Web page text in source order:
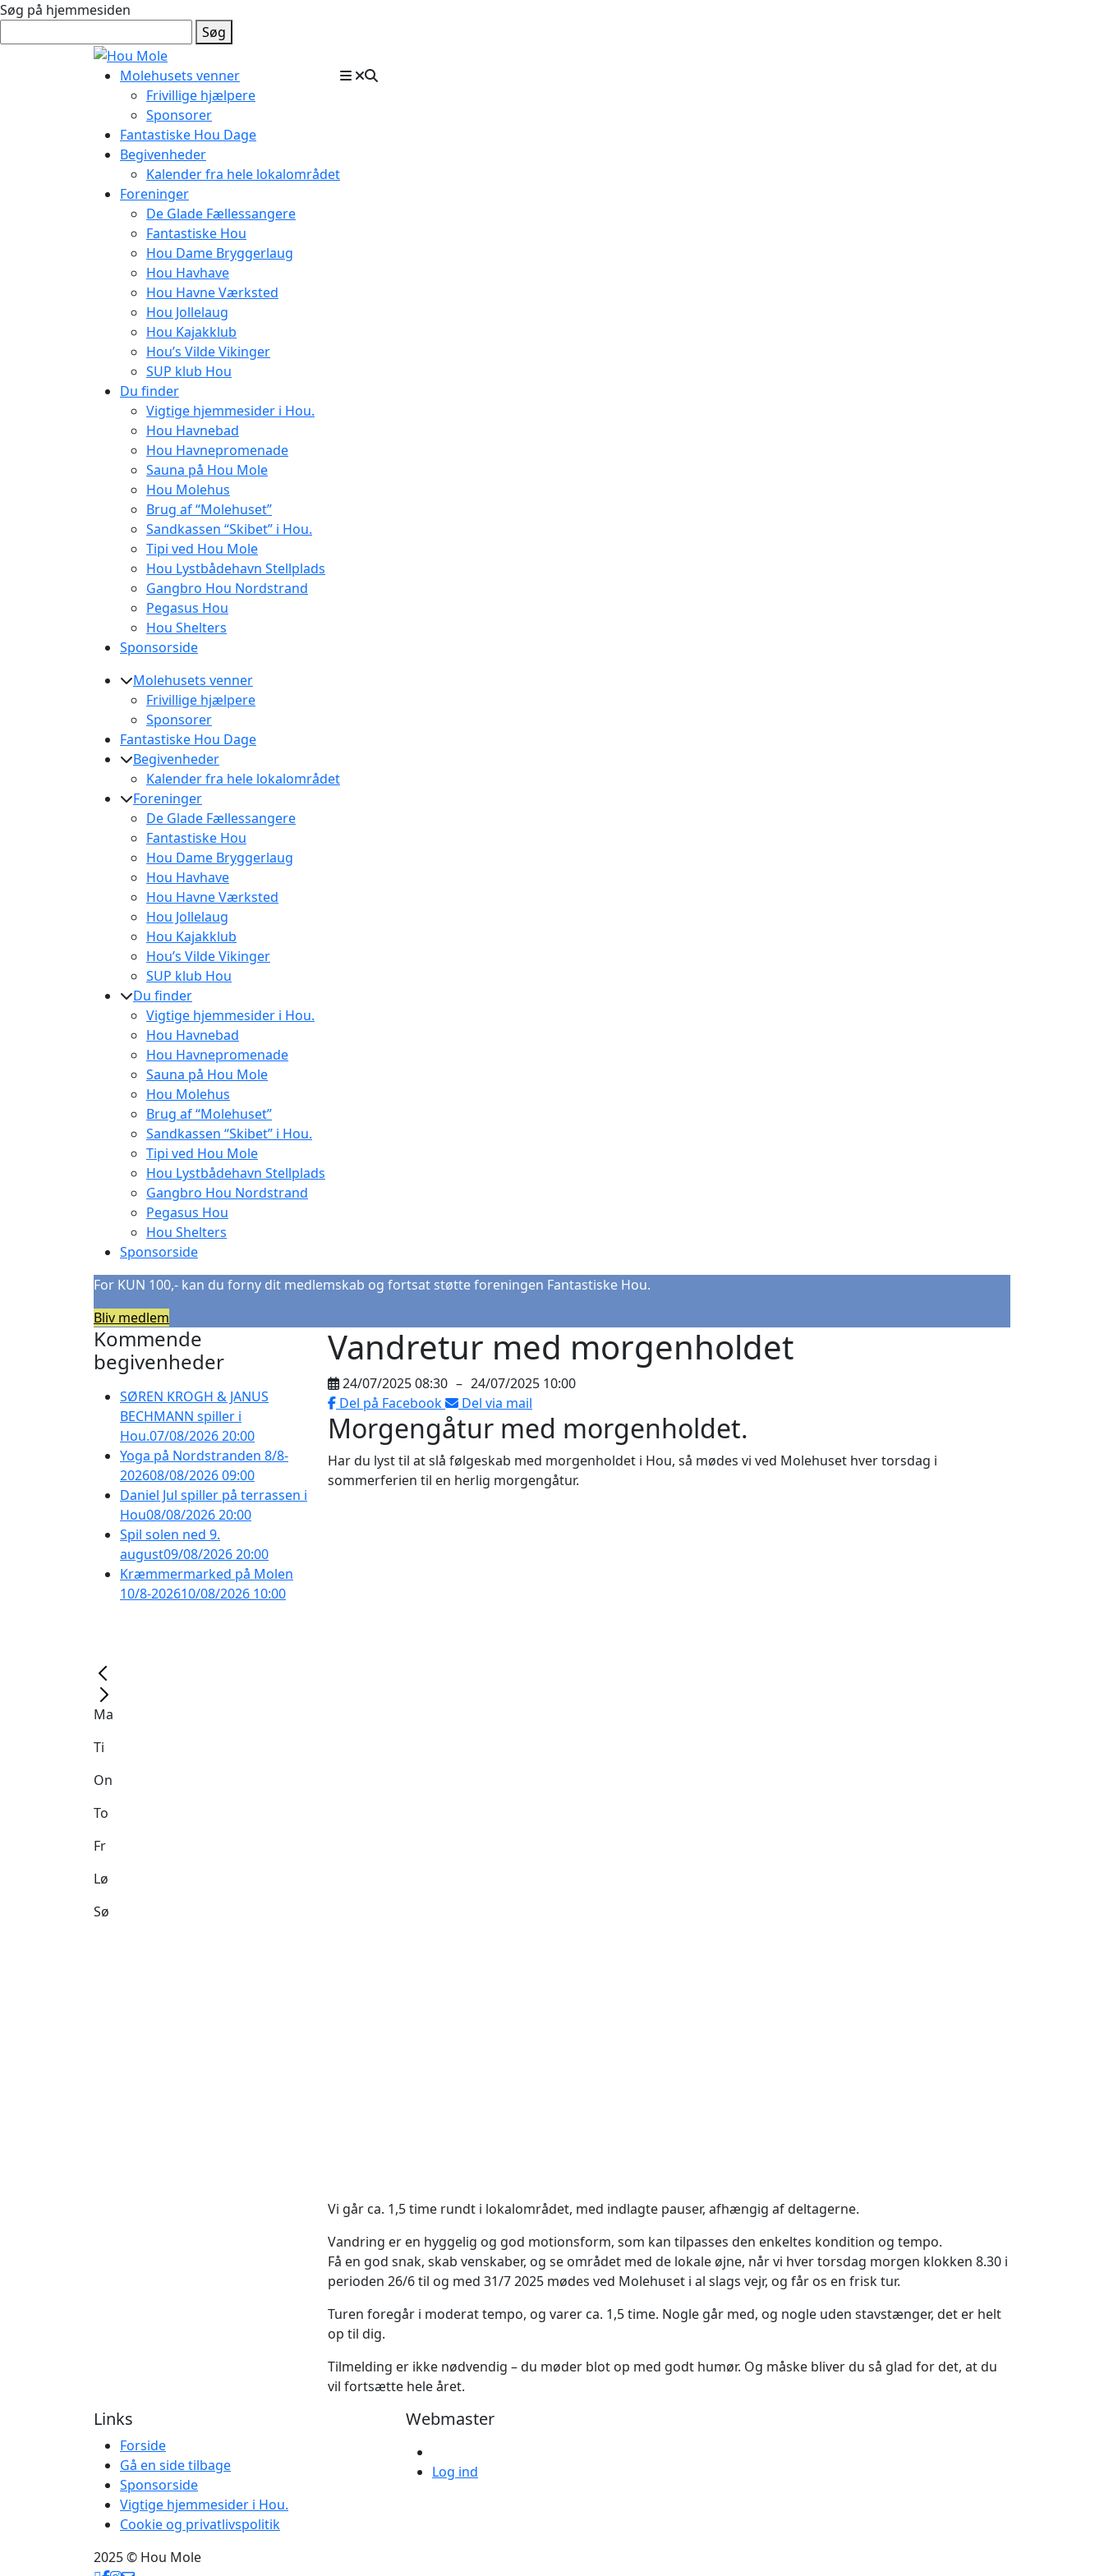
Søg på hjemmesiden
Søg
Molehusets venner
Frivillige hjælpere
Sponsorer
Fantastiske Hou Dage
Begivenheder
Kalender fra hele lokalområdet
Foreninger
De Glade Fællessangere
Fantastiske Hou
Hou Dame Bryggerlaug
Hou Havhave
Hou Havne Værksted
Hou Jollelaug
Hou Kajakklub
Hou’s Vilde Vikinger
SUP klub Hou
Du finder
Vigtige hjemmesider i Hou.
Hou Havnebad
Hou Havnepromenade
Sauna på Hou Mole
Hou Molehus
Brug af “Molehuset”
Sandkassen “Skibet” i Hou.
Tipi ved Hou Mole
Hou Lystbådehavn Stellplads
Gangbro Hou Nordstrand
Pegasus Hou
Hou Shelters
Sponsorside
Molehusets venner
Frivillige hjælpere
Sponsorer
Fantastiske Hou Dage
Begivenheder
Kalender fra hele lokalområdet
Foreninger
De Glade Fællessangere
Fantastiske Hou
Hou Dame Bryggerlaug
Hou Havhave
Hou Havne Værksted
Hou Jollelaug
Hou Kajakklub
Hou’s Vilde Vikinger
SUP klub Hou
Du finder
Vigtige hjemmesider i Hou.
Hou Havnebad
Hou Havnepromenade
Sauna på Hou Mole
Hou Molehus
Brug af “Molehuset”
Sandkassen “Skibet” i Hou.
Tipi ved Hou Mole
Hou Lystbådehavn Stellplads
Gangbro Hou Nordstrand
Pegasus Hou
Hou Shelters
Sponsorside
For KUN 100,- kan du forny dit medlemskab og fortsat støtte foreningen Fantastiske Hou.
Bliv medlem
Kommende
begivenheder
SØREN KROGH & JANUS
BECHMANN spiller i
Hou.07/08/2026 20:00
Yoga på Nordstranden 8/8-
202608/08/2026 09:00
Daniel Jul spiller på terrassen i
Hou08/08/2026 20:00
Spil solen ned 9.
august09/08/2026 20:00
Kræmmermarked på Molen
10/8-202610/08/2026 10:00
Ma
Ti
On
To
Fr
Lø
Sø
Vandretur med morgenholdet
24/07/2025 08:30 – 24/07/2025 10:00
Del på Facebook
Del via mail
Morgengåtur med morgenholdet.
Har du lyst til at slå følgeskab med morgenholdet i Hou, så mødes vi ved Molehuset hver torsdag i
sommerferien til en herlig morgengåtur.
Vi går ca. 1,5 time rundt i lokalområdet, med indlagte pauser, afhængig af deltagerne.
Vandring er en hyggelig og god motionsform, som kan tilpasses den enkeltes kondition og tempo.
Få en god snak, skab venskaber, og se området med de lokale øjne, når vi hver torsdag morgen klokken 8.30 i
perioden 26/6 til og med 31/7 2025 mødes ved Molehuset i al slags vejr, og får os en frisk tur.
Turen foregår i moderat tempo, og varer ca. 1,5 time. Nogle går med, og nogle uden stavstænger, det er helt
op til dig.
Tilmelding er ikke nødvendig – du møder blot op med godt humør. Og måske bliver du så glad for det, at du
vil fortsætte hele året.
Links
Forside
Gå en side tilbage
Sponsorside
Vigtige hjemmesider i Hou.
Cookie og privatlivspolitik
Webmaster
Log ind
2025 © Hou Mole